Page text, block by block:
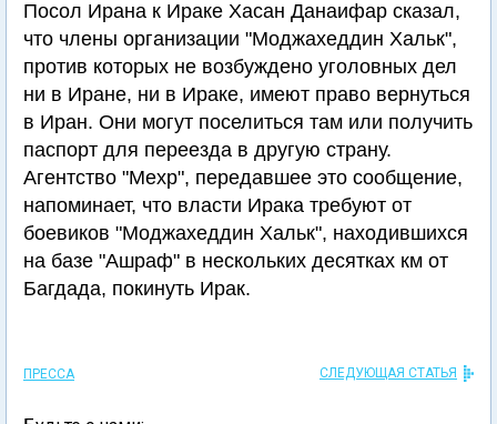
Посол Ирана к Ираке Хасан Данаифар сказал,
что члены организации "Моджахеддин Хальк",
против которых не возбуждено уголовных дел
ни в Иране, ни в Ираке, имеют право вернуться
в Иран. Они могут поселиться там или получить
паспорт для переезда в другую страну.
Агентство "Мехр", передавшее это сообщение,
напоминает, что власти Ирака требуют от
боевиков "Моджахеддин Хальк", находившихся
на базе "Ашраф" в нескольких десятках км от
Багдада, покинуть Ирак.
ПРЕССА СЛЕДУЮЩАЯ СТАТЬЯ